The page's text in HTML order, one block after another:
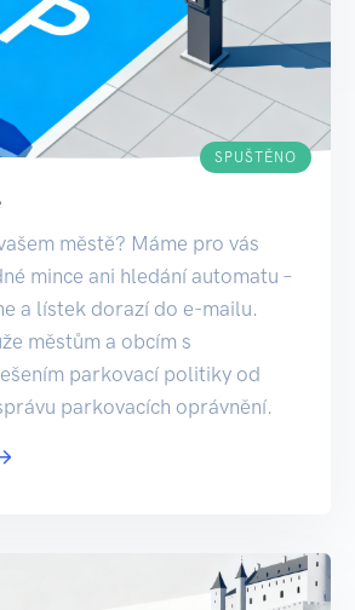
SPUŠTĚNO
městě? Máme pro vás
mince ani hledání automatu –
a lístek dorazí do e-mailu.
městům a obcím s
parkovací politiky od
parkovacích oprávnění.